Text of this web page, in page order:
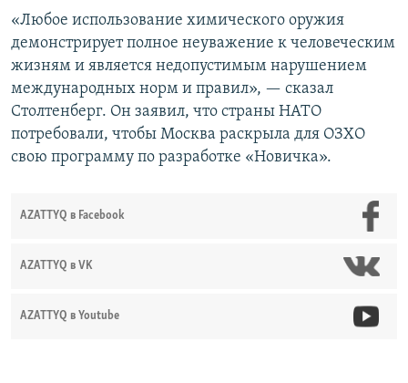
«Любое использование химического оружия
демонстрирует полное неуважение к человеческим
жизням и является недопустимым нарушением
международных норм и правил», — сказал
Столтенберг. Он заявил, что страны НАТО
потребовали, чтобы Москва раскрыла для ОЗХО
свою программу по разработке «Новичка».
AZATTYQ в Facebook
AZATTYQ в VK
AZATTYQ в Youtube